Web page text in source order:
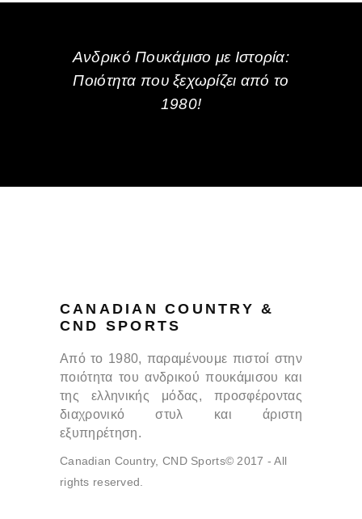
Ανδρικό Πουκάμισο με Ιστορία:
Ποιότητα που ξεχωρίζει από το
1980!
CANADIAN COUNTRY &
CND SPORTS
Από το 1980, παραμένουμε πιστοί στην
ποιότητα του ανδρικού πουκάμισου και
της ελληνικής μόδας, προσφέροντας
διαχρονικό στυλ και άριστη
εξυπηρέτηση.
Canadian Country, CND Sports© 2017 - All
rights reserved.